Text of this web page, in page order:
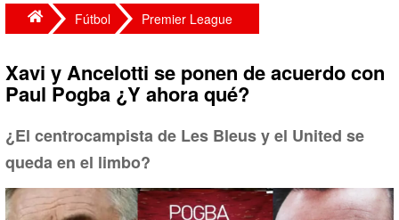
Fútbol Premier League
Xavi y Ancelotti se ponen de acuerdo con
Paul Pogba ¿Y ahora qué?
¿El centrocampista de Les Bleus y el United se
queda en el limbo?